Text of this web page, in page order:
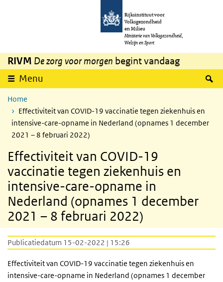
Overslaan en naar de inhoud gaan
Rijksinstituut voor
Volksgezondheid
en Milieu
Ministerie van Volksgezondheid,
Welzijn en Sport
RIVM De zorg voor morgen begint vandaag
Menu
Home
Effectiviteit van COVID-19 vaccinatie tegen ziekenhuis en
intensive-care-opname in Nederland (opnames 1 december
2021 – 8 februari 2022)
Effectiviteit van COVID-19
vaccinatie tegen ziekenhuis en
intensive-care-opname in
Nederland (opnames 1 december
2021 – 8 februari 2022)
Publicatiedatum 15-02-2022 | 15:26
Effectiviteit van COVID-19 vaccinatie tegen ziekenhuis en
intensive-care-opname in Nederland (opnames 1 december